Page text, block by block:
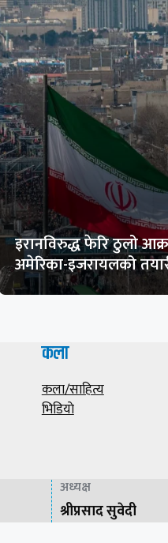
इरानविरुद्ध फेरि ठुलो
अमेरिका-इजरायलको
कला
कला/साहित्य
भिडियाे
अध्यक्ष
श्रीप्रसाद सुवेदी